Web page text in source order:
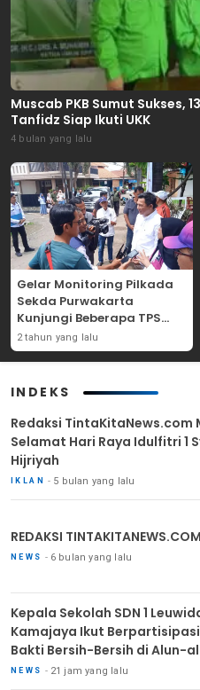
Muscab PKB Sumut Sukses,
Tanfidz Siap Ikuti UKK
4 bulan yang lalu
Gelar Monitoring Pilkada
Sekda Purwakarta
Kunjungi Beberapa TPS
Yang Ada Di Purwakarta
2 tahun yang lalu
INDEKS
Redaksi TintaKitaNews.com
Selamat Hari Raya Idulfitri 1
Hijriyah
IKLAN 5 bulan yang lalu
REDAKSI TINTAKITANEWS.COM
NEWS 6 bulan yang lalu
Kepala Sekolah SDN 1
Kamajaya Ikut
Bakti Bersih-Bersih di Alun-
NEWS 21 jam yang lalu